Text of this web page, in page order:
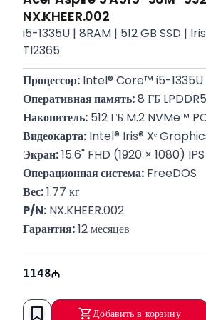
NX.KHEER.002
i5-1335U | 8RAM | 512 GB SSD |
TI2365
Процессор: Intel® Core™ i5-1335U
Оперативная память: 8 ГБ
Накопитель: 512 ГБ M.2 NVMe™
Видеокарта: Intel® Iris® Xᵉ
Экран: 15.6" FHD (1920 × 1080) IPS
Операционная система: FreeDOS
Вес: 1.77 кг
P/N: NX.KHEER.002
Гарантия: 12 месяцев
1148
Добавить в корзину